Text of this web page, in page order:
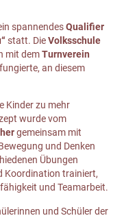
spannendesQualifier
statt. DieVolksschule
mit demTurnverein
an diesem
Kinder zu mehr
wurde vom
gemeinsam mit
und Denken
Übungen
Koordination trainiert,
und Teamarbeit.
und Schüler der